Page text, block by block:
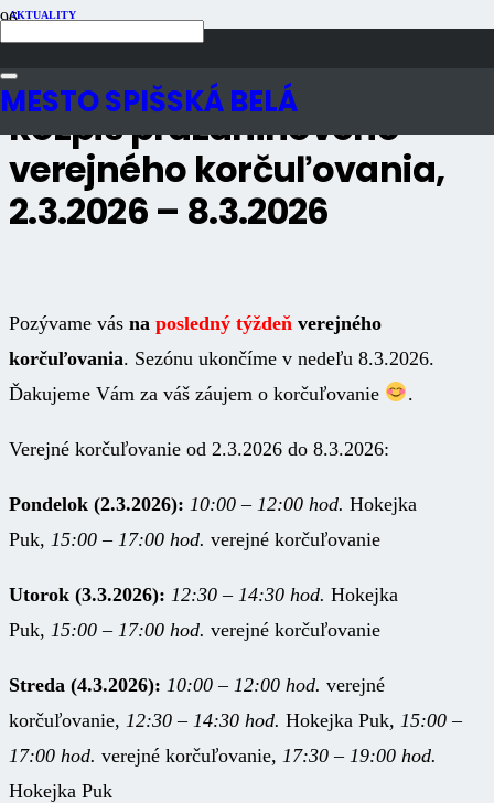
MESTO SPIŠSKÁ BELÁ
AKTUALITY
5 mesiacov dozadu
Rozpis prázdninového
verejného korčuľovania,
2.3.2026 – 8.3.2026
Pozývame vás na posledný týždeň verejného
korčuľovania. Sezónu ukončíme v nedeľu 8.3.2026.
Ďakujeme Vám za váš záujem o korčuľovanie
.
Verejné korčuľovanie od 2.3.2026 do 8.3.2026:
Pondelok (2.3.2026): 10:00 – 12:00 hod. Hokejka
Puk, 15:00 – 17:00 hod. verejné korčuľovanie
Utorok (3.3.2026): 12:30 – 14:30 hod. Hokejka
Puk, 15:00 – 17:00 hod. verejné korčuľovanie
Streda (4.3.2026): 10:00 – 12:00 hod. verejné
korčuľovanie, 12:30 – 14:30 hod. Hokejka Puk, 15:00 –
17:00 hod. verejné korčuľovanie, 17:30 – 19:00 hod.
Hokejka Puk